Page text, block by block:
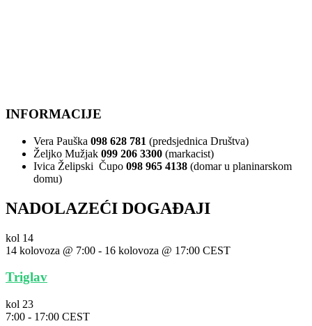
INFORMACIJE
Vera Pauška 098 628 781 (predsjednica Društva)
Željko Mužjak 099 206 3300 (markacist)
Ivica Želipski Čupo 098 965 4138 (domar u planinarskom
domu)
NADOLAZEĆI DOGAĐAJI
kol 14
14 kolovoza @ 7:00 - 16 kolovoza @ 17:00 CEST
Triglav
kol 23
7:00 - 17:00 CEST